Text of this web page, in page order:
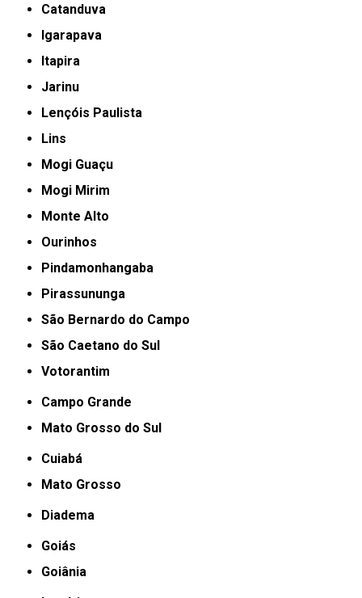
Catanduva
Igarapava
Itapira
Jarinu
Lençóis Paulista
Lins
Mogi Guaçu
Mogi Mirim
Monte Alto
Ourinhos
Pindamonhangaba
Pirassununga
São Bernardo do Campo
São Caetano do Sul
Votorantim
Campo Grande
Mato Grosso do Sul
Cuiabá
Mato Grosso
Diadema
Goiás
Goiânia